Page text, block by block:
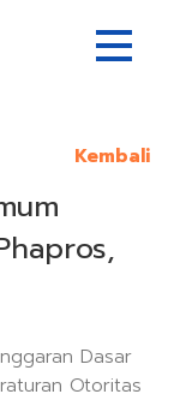
Kembali
Dasar
Otoritas